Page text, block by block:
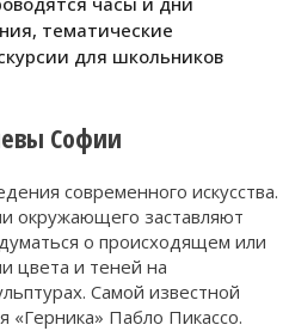
тематические
для школьников
Софии
современного искусства.
окружающего заставляют
о происходящем или
цвета и теней на
Самой известной
«Герника» Пабло Пикассо.